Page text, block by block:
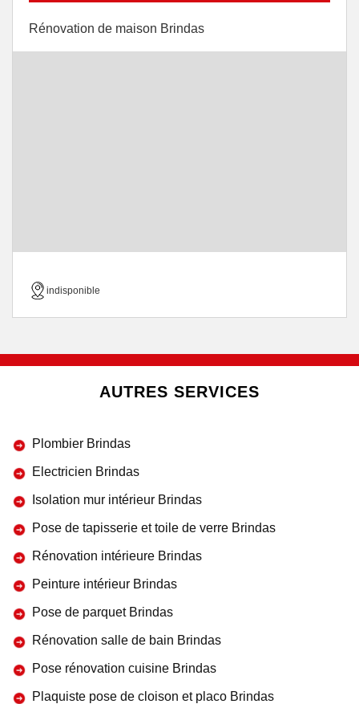
Rénovation de maison Brindas
indisponible
AUTRES SERVICES
Plombier Brindas
Electricien Brindas
Isolation mur intérieur Brindas
Pose de tapisserie et toile de verre Brindas
Rénovation intérieure Brindas
Peinture intérieur Brindas
Pose de parquet Brindas
Rénovation salle de bain Brindas
Pose rénovation cuisine Brindas
Plaquiste pose de cloison et placo Brindas